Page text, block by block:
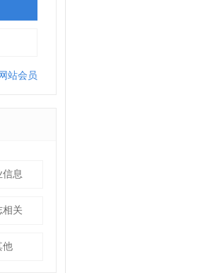
站会员
信息
相关
他